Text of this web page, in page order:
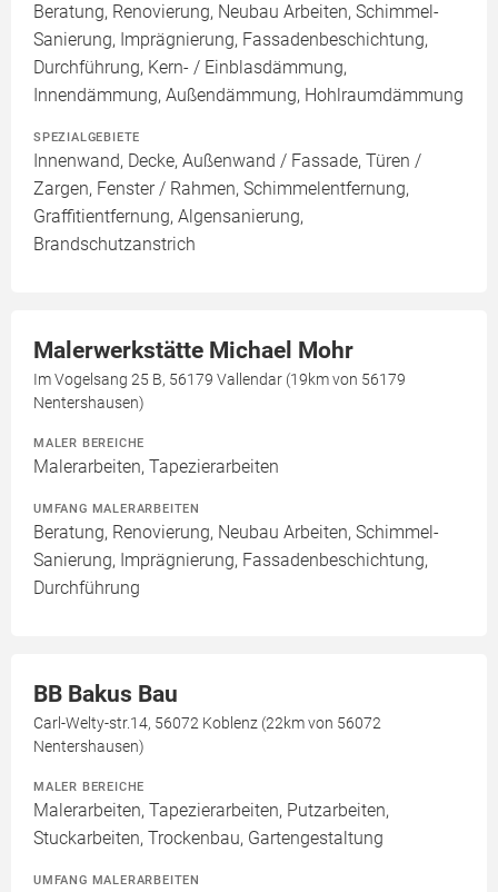
Beratung, Renovierung, Neubau Arbeiten, Schimmel-
Sanierung, Imprägnierung, Fassadenbeschichtung,
Durchführung, Kern- / Einblasdämmung,
Innendämmung, Außendämmung, Hohlraumdämmung
SPEZIALGEBIETE
Innenwand, Decke, Außenwand / Fassade, Türen /
Zargen, Fenster / Rahmen, Schimmelentfernung,
Graffitientfernung, Algensanierung,
Brandschutzanstrich
Malerwerkstätte Michael Mohr
Im Vogelsang 25 B, 56179 Vallendar (19km von 56179
Nentershausen)
MALER BEREICHE
Malerarbeiten, Tapezierarbeiten
UMFANG MALERARBEITEN
Beratung, Renovierung, Neubau Arbeiten, Schimmel-
Sanierung, Imprägnierung, Fassadenbeschichtung,
Durchführung
BB Bakus Bau
Carl-Welty-str.14, 56072 Koblenz (22km von 56072
Nentershausen)
MALER BEREICHE
Malerarbeiten, Tapezierarbeiten, Putzarbeiten,
Stuckarbeiten, Trockenbau, Gartengestaltung
UMFANG MALERARBEITEN